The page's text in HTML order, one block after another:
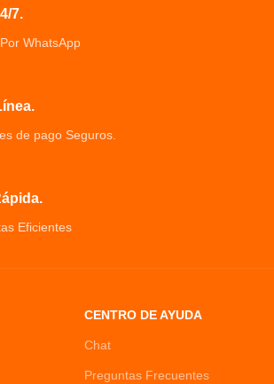
7.
WhatsApp
de pago Seguros.
Eficientes
CENTRO DE AYUDA
Chat
Preguntas Frecuentes